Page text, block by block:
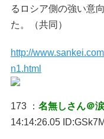
るロシア側の強い意
た。（共同）
http://
n1.html
173 ： 名無しさん＠涙
14:14:26.05